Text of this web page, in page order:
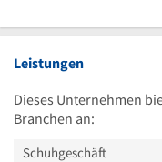
Leistungen
Dieses Unternehmen
Branchen an:
Schuhgeschäft